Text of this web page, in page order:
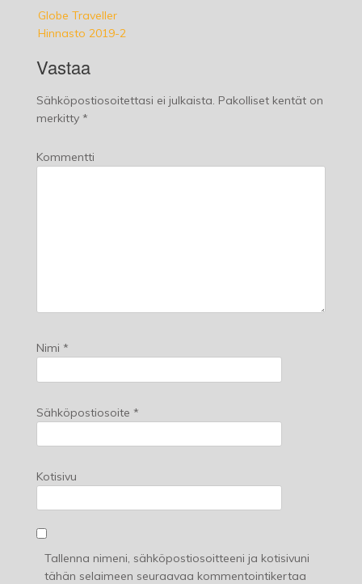
Globe Traveller
Hinnasto 2019-2
Vastaa
Sähköpostiosoitettasi ei julkaista. Pakolliset kentät on
merkitty *
Kommentti
Nimi *
Sähköpostiosoite *
Kotisivu
Tallenna nimeni, sähköpostiosoitteeni ja kotisivuni
tähän selaimeen seuraavaa kommentointikertaa